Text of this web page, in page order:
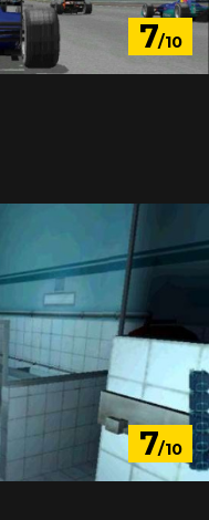
7/10
7/10